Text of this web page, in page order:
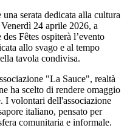
serata dedicata alla cultura
24 aprile 2026, a
Fêtes ospiterà l’evento
allo svago e al tempo
tavola condivisa.
"La Sauce", realtà
ha scelto di rendere omaggio
I volontari dell'associazione
italiano, pensato per
comunitaria e informale.